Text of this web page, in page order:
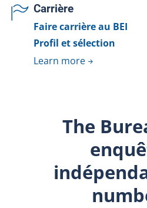
Carrière
Faire carrière au BEI
Profil et sélection
Learn more
The